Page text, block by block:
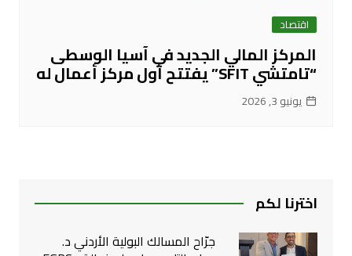
اقتصاد
المركز المالي الجديد في آسيا الوسطى
“تامتشي SFIT” يفتتح أول مركز أعمال له
يونيو 3, 2026
اخترنا لكم
جرّاح المسالك البولية الأردني د.